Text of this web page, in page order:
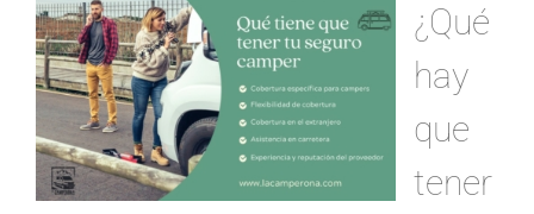
¿Qué
hay
que
tener